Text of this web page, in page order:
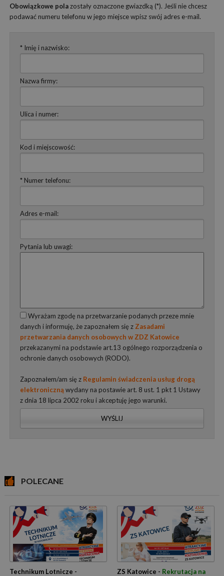
Obowiązkowe polazostały oznaczone gwiazdką (*). Jeśli nie chcesz
podawać numeru telefonu w jego miejsce wpisz swój adres e-mail.
* Imię i nazwisko:
Nazwa firmy:
Ulica i numer:
Kod i miejscowość:
* Numer telefonu:
Adres e-mail:
Pytania lub uwagi:
Wyrażam zgodę na przetwarzanie podanych przeze mnie
danych i informuję, że zapoznałem się z Zasadami
przetwarzania danych osobowych w ZDZ Katowice
przekazanymi na podstawie art.13 ogólnego rozporządzenia o
ochronie danych osobowych (RODO).
Zapoznałem/am się z Regulamin świadczenia usług drogą
elektroniczną wydany na postawie art. 8 ust. 1 pkt 1 Ustawy
z dnia 18 lipca 2002 roku i akceptuję jego warunki.
WYŚLIJ
POLECANE
Technikum Lotnicze -
ZS Katowice - Rekrutacja na